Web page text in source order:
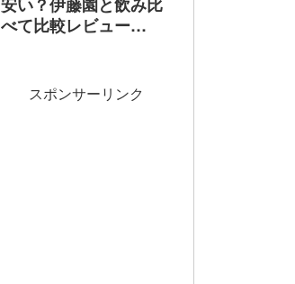
べて比較レビュー
スポンサーリンク